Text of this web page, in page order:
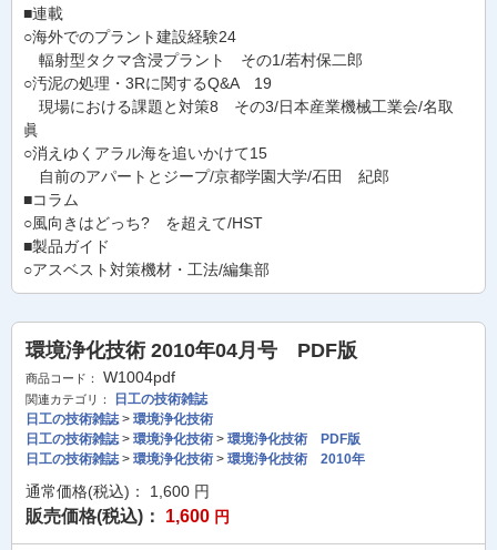
■連載
○海外でのプラント建設経験24
輻射型タクマ含浸プラント その1/若村保二郎
○汚泥の処理・3Rに関するQ&A 19
現場における課題と対策8 その3/日本産業機械工業会/名取
眞
○消えゆくアラル海を追いかけて15
自前のアパートとジープ/京都学園大学/石田 紀郎
■コラム
○風向きはどっち? を超えて/HST
■製品ガイド
○アスベスト対策機材・工法/編集部
環境浄化技術 2010年04月号 PDF版
商品コード： W1004pdf
関連カテゴリ：
日工の技術雑誌
日工の技術雑誌> 環境浄化技術
日工の技術雑誌> 環境浄化技術 > 環境浄化技術 PDF版
日工の技術雑誌> 環境浄化技術 > 環境浄化技術 2010年
通常価格(税込)： 1,600 円
販売価格(税込)： 1,600 円